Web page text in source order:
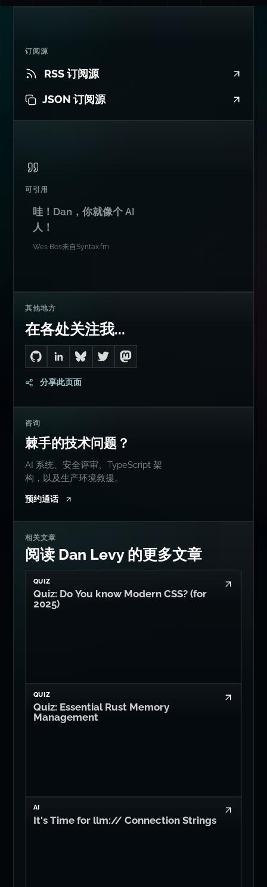
订阅源
RSS 订阅源
JSON 订阅源
可引用
哇！Dan，你就像个 AI
人！
Wes Bos来自Syntax.fm
其他地方
在各处关注我...
Go to Dan's GitHub
Connect with me on LinkedIn
Follow me on Bluesky
Follow me on Twitter
Follow me on Mastodon
分享此页面
咨询
棘手的技术问题？
AI 系统、安全评审、TypeScript 架
构，以及生产环境救援。
预约通话
相关文章
阅读 Dan Levy 的更多文章
QUIZ
Quiz: Do You know Modern CSS? (for
2025)
QUIZ
Quiz: Essential Rust Memory
Management
AI
It's Time for llm:// Connection Strings